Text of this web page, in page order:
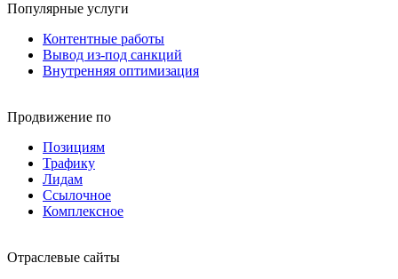
Популярные услуги
Контентные работы
Вывод из-под санкций
Внутренняя оптимизация
Продвижение по
Позициям
Трафику
Лидам
Ссылочное
Комплексное
Отраслевые сайты